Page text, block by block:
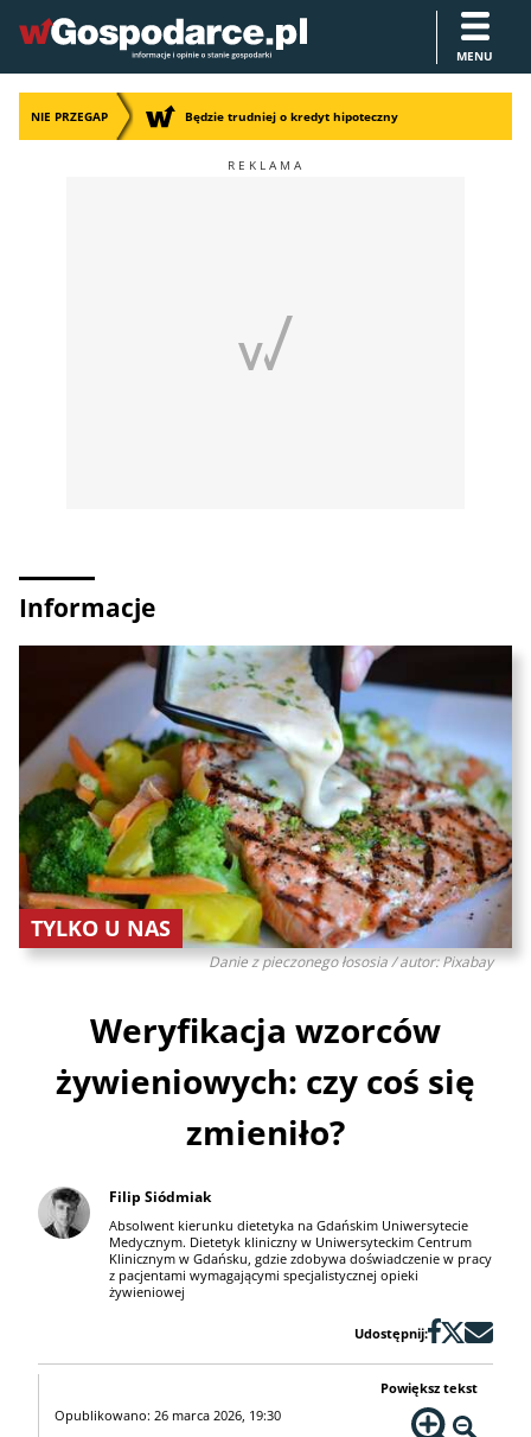
MENU
NIE PRZEGAP Będzie trudniej o kredyt hipoteczny
Informacje
Danie z pieczonego łososia / autor: Pixabay
TYLKO U NAS
Weryfikacja wzorców
żywieniowych: czy coś się
zmieniło?
Filip Siódmiak
Absolwent kierunku dietetyka na Gdańskim Uniwersytecie
Medycznym. Dietetyk kliniczny w Uniwersyteckim Centrum
Klinicznym w Gdańsku, gdzie zdobywa doświadczenie w pracy
z pacjentami wymagającymi specjalistycznej opieki
żywieniowej
Udostępnij:
Opublikowano: 26 marca 2026, 19:30
Powiększ tekst